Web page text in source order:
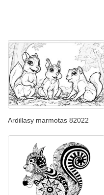
Ardillasy marmotas 82022